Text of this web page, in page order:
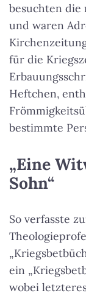
besuchten die
und waren
für die
Heftchen,
bestimmte
„Eine
Sohn“
So verfasste
ein
wobei